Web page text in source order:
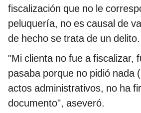
fiscalización que no le
peluquería, no es causal de
de hecho se trata de un delito.
"Mi clienta no fue a fiscalizar,
pasaba porque no pidió nada
actos administrativos, no ha
documento", aseveró.